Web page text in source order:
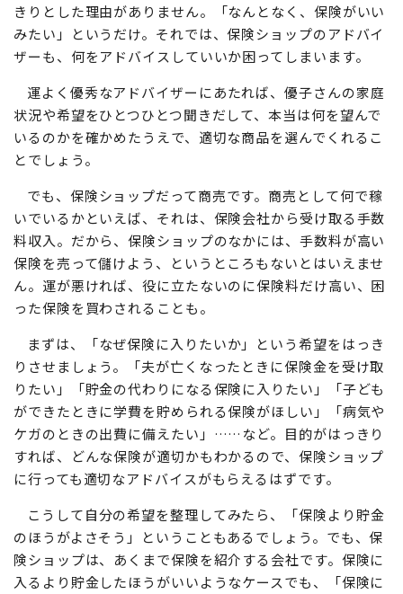
きりとした理由がありません。「なんとなく、保険がいい
みたい」というだけ。それでは、保険ショップのアドバイ
ザーも、何をアドバイスしていいか困ってしまいます。
運よく優秀なアドバイザーにあたれば、優子さんの家庭
状況や希望をひとつひとつ聞きだして、本当は何を望んで
いるのかを確かめたうえで、適切な商品を選んでくれるこ
とでしょう。
でも、保険ショップだって商売です。商売として何で稼
いでいるかといえば、それは、保険会社から受け取る手数
料収入。だから、保険ショップのなかには、手数料が高い
保険を売って儲けよう、というところもないとはいえませ
ん。運が悪ければ、役に立たないのに保険料だけ高い、困
った保険を買わされることも。
まずは、「なぜ保険に入りたいか」という希望をはっき
りさせましょう。「夫が亡くなったときに保険金を受け取
りたい」「貯金の代わりになる保険に入りたい」「子ども
ができたときに学費を貯められる保険がほしい」「病気や
ケガのときの出費に備えたい」……など。目的がはっきり
すれば、どんな保険が適切かもわかるので、保険ショップ
に行っても適切なアドバイスがもらえるはずです。
こうして自分の希望を整理してみたら、「保険より貯金
のほうがよさそう」ということもあるでしょう。でも、保
険ショップは、あくまで保険を紹介する会社です。保険に
入るより貯金したほうがいいようなケースでも、「保険に